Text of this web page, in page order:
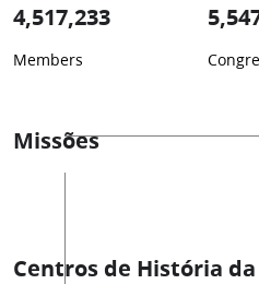
4,517,233
Members
Missões
Centros de História